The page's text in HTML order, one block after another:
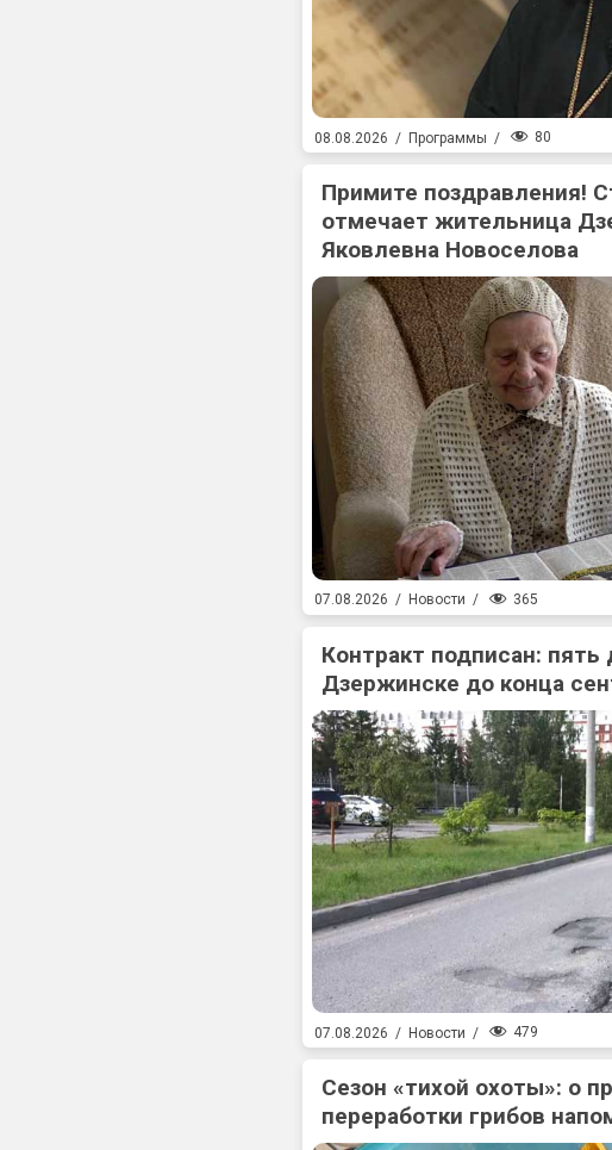
08.08.2026 / Программы / 80
Примите поздравления!
отмечает жительница
Яковлевна Новоселова
07.08.2026 / Новости / 365
Контракт подписан:
Дзержинске до конца
07.08.2026 / Новости / 479
Сезон «тихой охоты»: о
переработки грибов